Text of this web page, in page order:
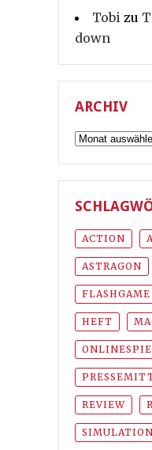
Tobi zu
down
ARCHIV
Archiv
ACTION
ASTRAGON
FLASHGAME
HEFT
REVIEW
SIMULATION